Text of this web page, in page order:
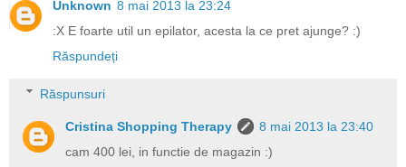
Unknown 8 mai 2013 la 23:24
:X E foarte util un epilator, acesta la ce pret ajunge? :)
Răspundeți
Răspunsuri
Cristina Shopping Therapy
8 mai 2013 la 23:40
cam 400 lei, in functie de magazin :)